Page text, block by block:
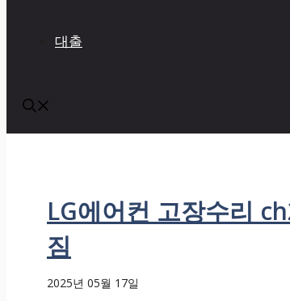
대출
LG에어컨 고장수리
짐
2025년 05월 17일